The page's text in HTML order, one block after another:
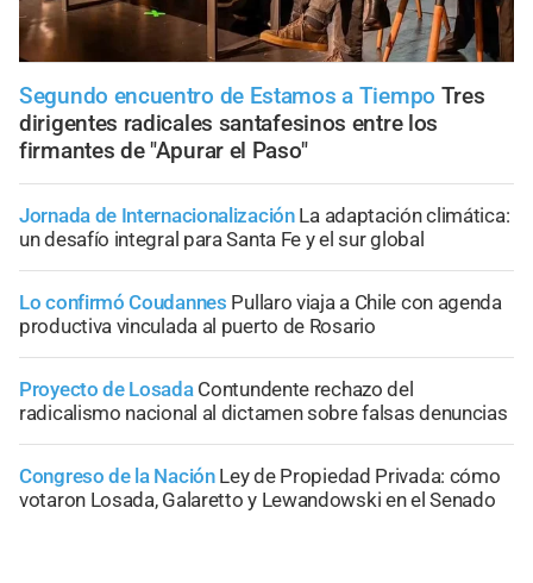
Segundo encuentro de Estamos a Tiempo Tres
dirigentes radicales santafesinos entre los
firmantes de "Apurar el Paso"
Jornada de Internacionalización La adaptación climática:
un desafío integral para Santa Fe y el sur global
Lo confirmó Coudannes Pullaro viaja a Chile con agenda
productiva vinculada al puerto de Rosario
Proyecto de Losada Contundente rechazo del
radicalismo nacional al dictamen sobre falsas denuncias
Congreso de la Nación Ley de Propiedad Privada: cómo
votaron Losada, Galaretto y Lewandowski en el Senado